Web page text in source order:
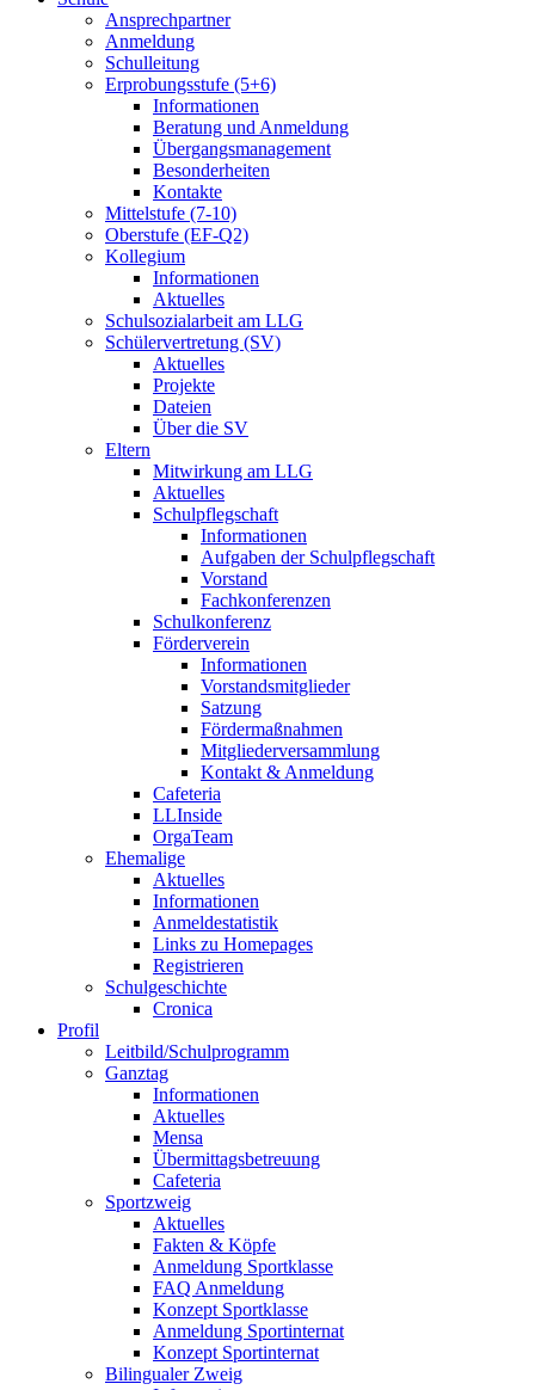
Ansprechpartner
Anmeldung
Schulleitung
Erprobungsstufe (5+6)
Informationen
Beratung und Anmeldung
Übergangsmanagement
Besonderheiten
Kontakte
Mittelstufe (7-10)
Oberstufe (EF-Q2)
Kollegium
Informationen
Aktuelles
Schulsozialarbeit am LLG
Schülervertretung (SV)
Aktuelles
Projekte
Dateien
Über die SV
Eltern
Mitwirkung am LLG
Aktuelles
Schulpflegschaft
Informationen
Aufgaben der Schulpflegschaft
Vorstand
Fachkonferenzen
Schulkonferenz
Förderverein
Informationen
Vorstandsmitglieder
Satzung
Fördermaßnahmen
Mitgliederversammlung
Kontakt & Anmeldung
Cafeteria
LLInside
OrgaTeam
Ehemalige
Aktuelles
Informationen
Anmeldestatistik
Links zu Homepages
Registrieren
Schulgeschichte
Cronica
Profil
Leitbild/Schulprogramm
Ganztag
Informationen
Aktuelles
Mensa
Übermittagsbetreuung
Cafeteria
Sportzweig
Aktuelles
Fakten & Köpfe
Anmeldung Sportklasse
FAQ Anmeldung
Konzept Sportklasse
Anmeldung Sportinternat
Konzept Sportinternat
Bilingualer Zweig